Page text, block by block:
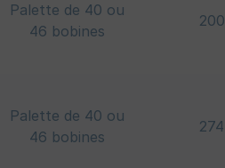
Palette de 40 ou
46 bobines
200
Palette de 40 ou
46 bobines
274